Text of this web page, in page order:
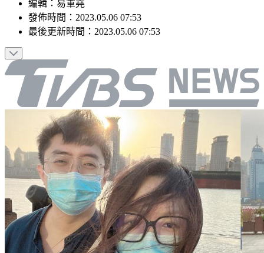
發佈時間：2023.05.06 07:53
最後更新時間：2023.05.06 07:53